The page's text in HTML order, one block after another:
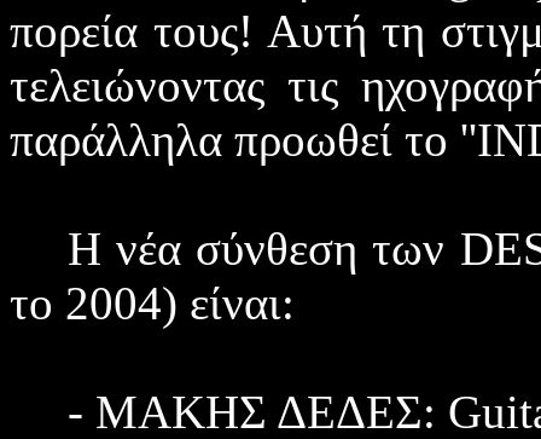
πορεία τους! Αυτή τη
τελειώνοντας τις
παράλληλα προωθεί το ''
Η νέα σύνθεση των
το 2004) είναι:
- ΜΑΚΗΣ ΔΕΔΕΣ: